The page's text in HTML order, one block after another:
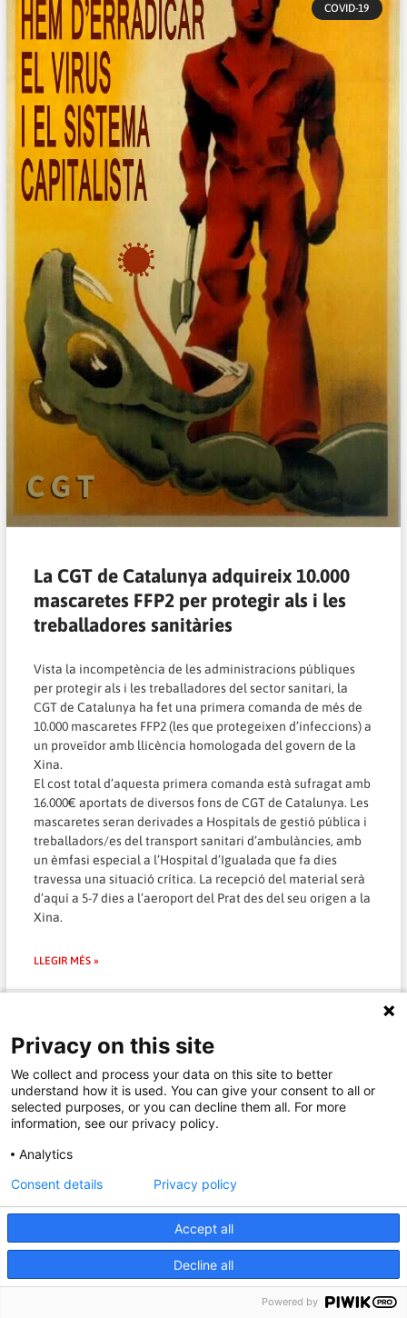
COVID-19
La CGT de Catalunya adquireix 10.000
mascaretes FFP2 per protegir als i les
treballadores sanitàries
Vista la incompetència de les administracions públiques
per protegir als i les treballadores del sector sanitari, la
CGT de Catalunya ha fet una primera comanda de més de
10.000 mascaretes FFP2 (les que protegeixen d’infeccions) a
un proveïdor amb llicència homologada del govern de la
Xina.
El cost total d’aquesta primera comanda està sufragat amb
16.000€ aportats de diversos fons de CGT de Catalunya. Les
mascaretes seran derivades a Hospitals de gestió pública i
treballadors/es del transport sanitari d’ambulàncies, amb
un èmfasi especial a l’Hospital d’Igualada que fa dies
travessa una situació crítica. La recepció del material serà
d’aquí a 5-7 dies a l’aeroport del Prat des del seu origen a la
Xina.
LLEGIR MÉS »
COVID-19
Privacy on this site
We collect and process your data on this site to better
understand how it is used. You can give your consent to all or
selected purposes, or you can decline them all. For more
information, see our privacy policy.
Analytics
Accept all
Decline all
Consent details Privacy policy
Powered by